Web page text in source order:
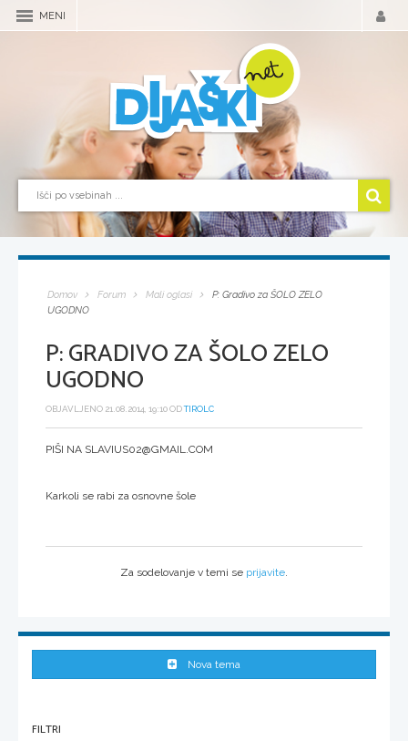
MENI
Domov Forum Mali oglasi
P: Gradivo za ŠOLO ZELO
UGODNO
P: GRADIVO ZA ŠOLO ZELO
UGODNO
OBJAVLJENO 21.08.2014, 19:10 ODTIROLC
PIŠI NA SLAVIUS02@GMAIL.COM
Karkoli se rabi za osnovne šole
Za sodelovanje v temi se prijavite
Nova tema
FILTRI